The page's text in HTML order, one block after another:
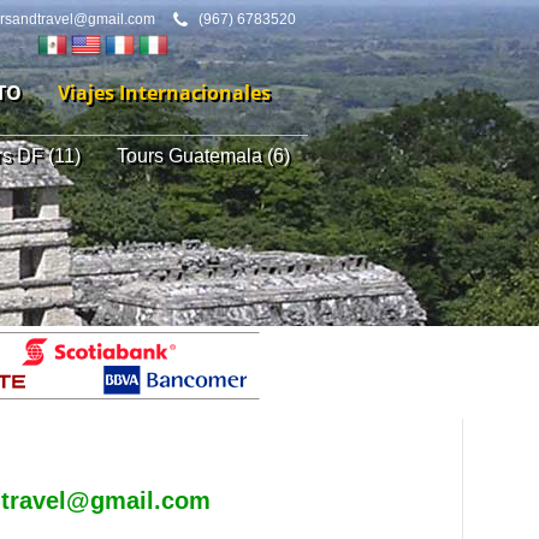
(967) 6783520
Viajes Internacionales
DF (11) Tours Guatemala (6)